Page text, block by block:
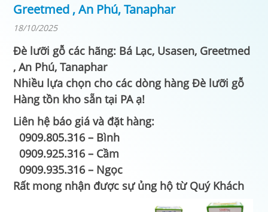
Greetmed , An Phú, Tanaphar
18/10/2025
Đè lưỡi gỗ các hãng: Bá Lạc, Usasen, Greetmed
, An Phú, Tanaphar
Nhiều lựa chọn cho các dòng hàng Đè lưỡi gỗ
Hàng tồn kho sẵn tại PA ạ!
Liên hệ báo giá và đặt hàng:
0909.805.316 – Bình
0909.925.316 – Cầm
0909.935.316 – Ngọc
Rất mong nhận được sự ủng hộ từ Quý Khách